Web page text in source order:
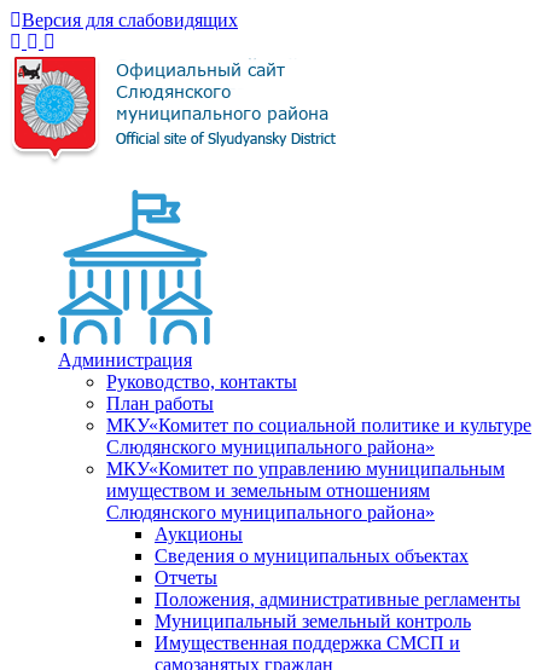
Версия для слабовидящих
Администрация
Руководство, контакты
План работы
МКУ«Комитет по социальной политике и культуре
Слюдянского муниципального района»
МКУ«Комитет по управлению муниципальным
имуществом и земельным отношениям
Слюдянского муниципального района»
Аукционы
Сведения о муниципальных объектах
Отчеты
Положения, административные регламенты
Муниципальный земельный контроль
Имущественная поддержка СМСП и
самозанятых граждан